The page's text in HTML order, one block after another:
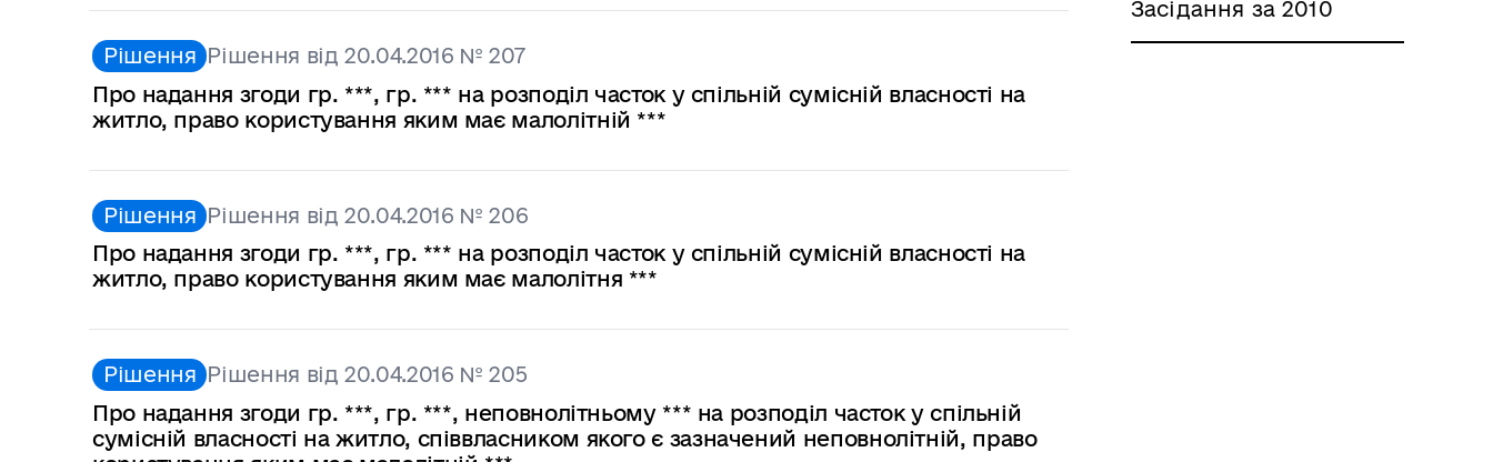
Рішення Рішення від 20.04.2016 № 207
Про надання згоди гр. ***, гр. *** на розподіл часток у спільній сумісній власності на
житло, право користування яким має малолітній ***
Рішення Рішення від 20.04.2016 № 206
Про надання згоди гр. ***, гр. *** на розподіл часток у спільній сумісній власності на
житло, право користування яким має малолітня ***
Рішення Рішення від 20.04.2016 № 205
Про надання згоди гр. ***, гр. ***, неповнолітньому *** на розподіл часток у спільній
сумісній власності на житло, співвласником якого є зазначений неповнолітній, право
Засідання за 2010